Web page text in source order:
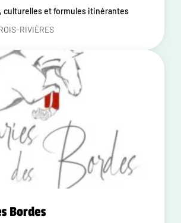
et formules itinérantes
RIVIÈRES
Bordes